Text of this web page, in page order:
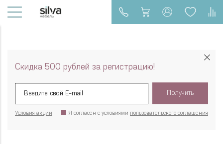
Скидка 500 рублей за регистрацию!
Получить
Я согласен с условиями пользовательского соглашения
Условия акции